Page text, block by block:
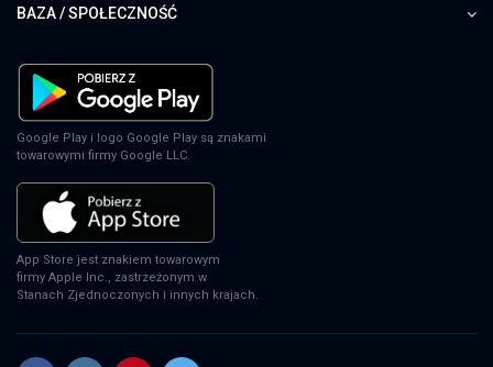
EA Sports FC 24
PS4
EA Sports FC 24
XSX
EA Sports FC 24
BAZA / SPOŁECZNOŚĆ
Google Play i logo Google Play są znakami
towarowymi firmy Google LLC.
App Store jest znakiem towarowym
firmy Apple Inc., zastrzeżonym w
Stanach Zjednoczonych i innych krajach.